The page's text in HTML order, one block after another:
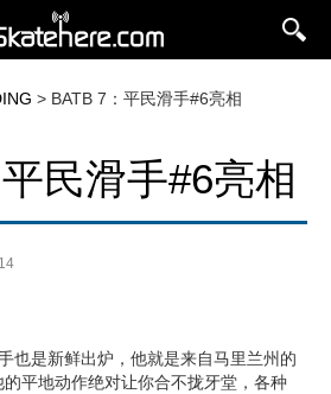
> BATB 7：平民滑手#6亮相
民滑手#6亮相
也是新鲜出炉，他就是来自马里兰州的
平地动作绝对让你合不拢牙堂，各种